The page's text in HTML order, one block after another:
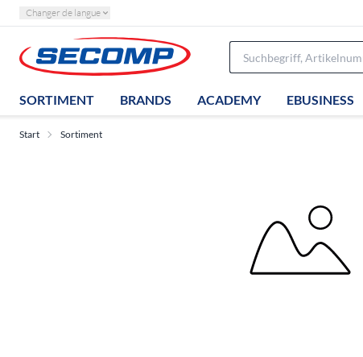
Changer de langue
SORTIMENT BRANDS ACADEMY EBUSINESS
Start Sortiment